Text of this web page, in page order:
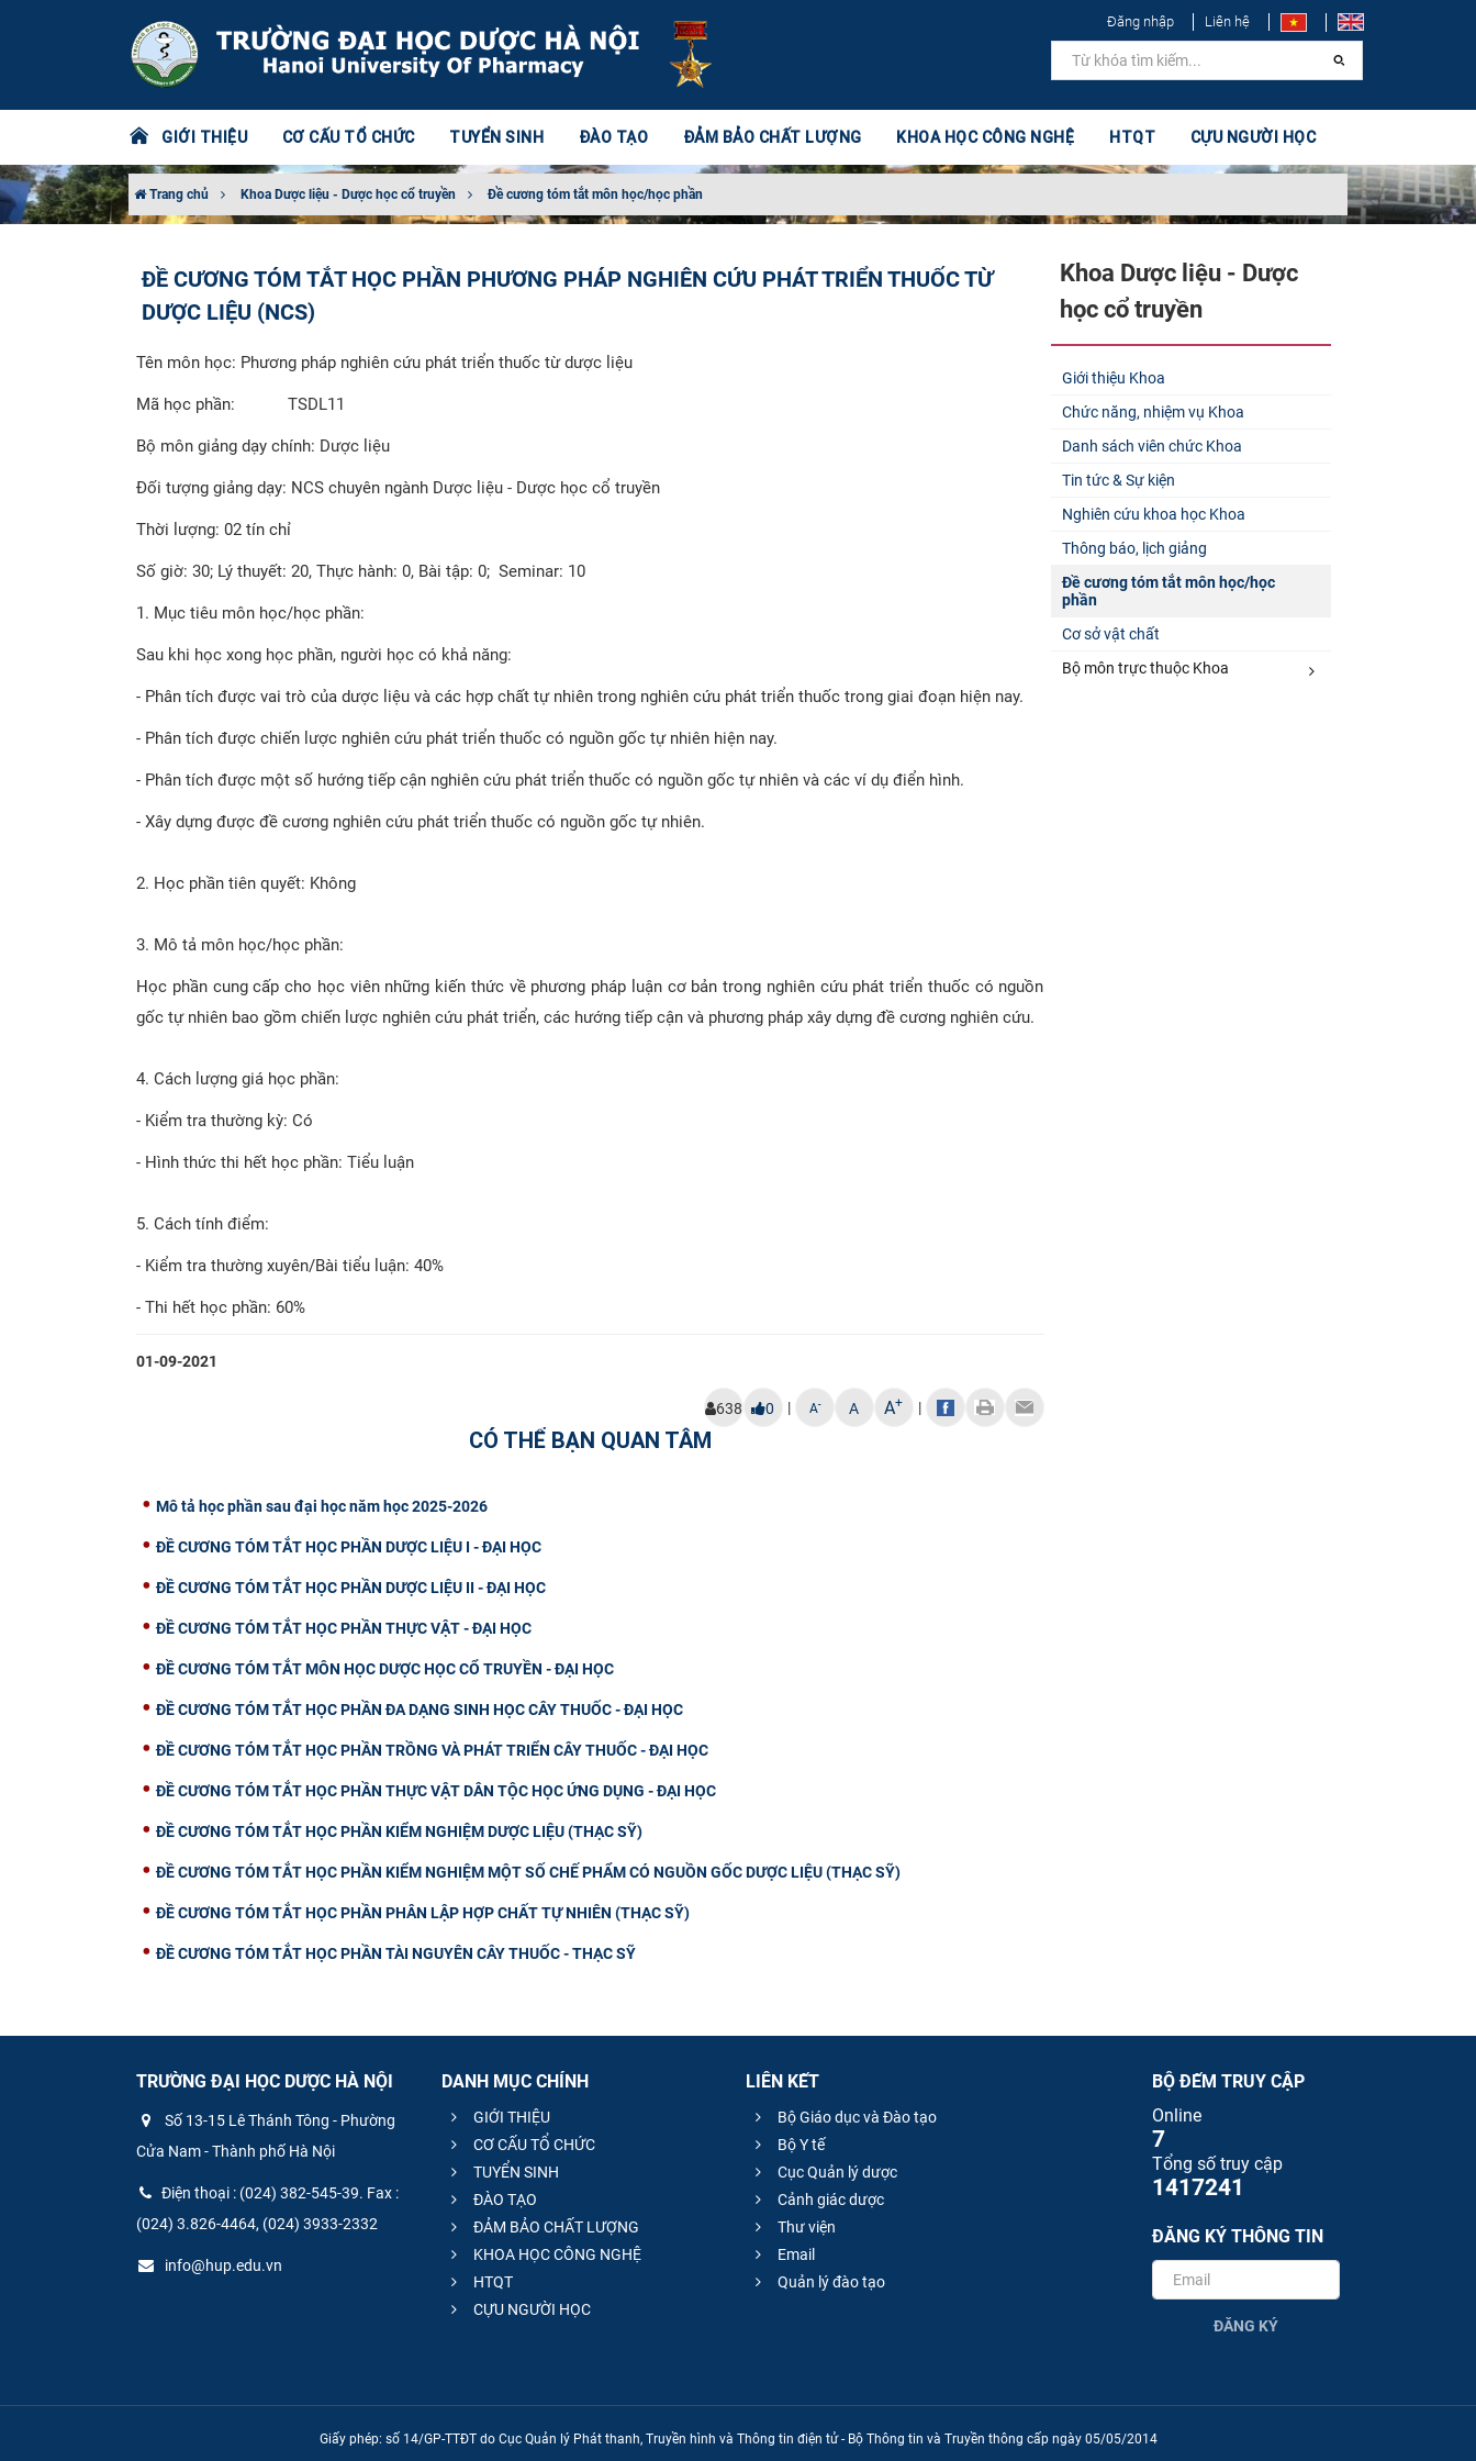
Đăng nhập Liên hệ
GIỚI THIỆU CƠ CẤU TỔ CHỨC TUYỂN SINH ĐÀO TẠO ĐẢM BẢO CHẤT LƯỢNG KHOA HỌC CÔNG NGHỆ HTQT CỰU NGƯỜI HỌC
Trang chủ Khoa Dược liệu - Dược học cổ truyền Đề cương tóm tắt môn học/học phần
ĐỀ CƯƠNG TÓM TẮT HỌC PHẦN PHƯƠNG PHÁP NGHIÊN CỨU PHÁT TRIỂN THUỐC TỪ
DƯỢC LIỆU (NCS)
Tên môn học: Phương pháp nghiên cứu phát triển thuốc từ dược liệu
Mã học phần: TSDL11
Bộ môn giảng dạy chính: Dược liệu
Đối tượng giảng dạy: NCS chuyên ngành Dược liệu - Dược học cổ truyền
Thời lượng: 02 tín chỉ
Số giờ: 30; Lý thuyết: 20, Thực hành: 0, Bài tập: 0; Seminar: 10
1. Mục tiêu môn học/học phần:
Sau khi học xong học phần, người học có khả năng:
- Phân tích được vai trò của dược liệu và các hợp chất tự nhiên trong nghiên cứu phát triển thuốc trong giai đoạn hiện nay.
- Phân tích được chiến lược nghiên cứu phát triển thuốc có nguồn gốc tự nhiên hiện nay.
- Phân tích được một số hướng tiếp cận nghiên cứu phát triển thuốc có nguồn gốc tự nhiên và các ví dụ điển hình.
- Xây dựng được đề cương nghiên cứu phát triển thuốc có nguồn gốc tự nhiên.
2. Học phần tiên quyết: Không
3. Mô tả môn học/học phần:
Học phần cung cấp cho học viên những kiến thức về phương pháp luận cơ bản trong nghiên cứu phát triển thuốc có nguồn
gốc tự nhiên bao gồm chiến lược nghiên cứu phát triển, các hướng tiếp cận và phương pháp xây dựng đề cương nghiên cứu.
4. Cách lượng giá học phần:
- Kiểm tra thường kỳ: Có
- Hình thức thi hết học phần: Tiểu luận
5. Cách tính điểm:
- Kiểm tra thường xuyên/Bài tiểu luận: 40%
- Thi hết học phần: 60%
01-09-2021
638 0 | A- A A+ |
CÓ THỂ BẠN QUAN TÂM
Mô tả học phần sau đại học năm học 2025-2026
ĐỀ CƯƠNG TÓM TẮT HỌC PHẦN DƯỢC LIỆU I - ĐẠI HỌC
ĐỀ CƯƠNG TÓM TẮT HỌC PHẦN DƯỢC LIỆU II - ĐẠI HỌC
ĐỀ CƯƠNG TÓM TẮT HỌC PHẦN THỰC VẬT - ĐẠI HỌC
ĐỀ CƯƠNG TÓM TẮT MÔN HỌC DƯỢC HỌC CỔ TRUYỀN - ĐẠI HỌC
ĐỀ CƯƠNG TÓM TẮT HỌC PHẦN ĐA DẠNG SINH HỌC CÂY THUỐC - ĐẠI HỌC
ĐỀ CƯƠNG TÓM TẮT HỌC PHẦN TRỒNG VÀ PHÁT TRIỂN CÂY THUỐC - ĐẠI HỌC
ĐỀ CƯƠNG TÓM TẮT HỌC PHẦN THỰC VẬT DÂN TỘC HỌC ỨNG DỤNG - ĐẠI HỌC
ĐỀ CƯƠNG TÓM TẮT HỌC PHẦN KIỂM NGHIỆM DƯỢC LIỆU (THẠC SỸ)
ĐỀ CƯƠNG TÓM TẮT HỌC PHẦN KIỂM NGHIỆM MỘT SỐ CHẾ PHẨM CÓ NGUỒN GỐC DƯỢC LIỆU (THẠC SỸ)
ĐỀ CƯƠNG TÓM TẮT HỌC PHẦN PHÂN LẬP HỢP CHẤT TỰ NHIÊN (THẠC SỸ)
ĐỀ CƯƠNG TÓM TẮT HỌC PHẦN TÀI NGUYÊN CÂY THUỐC - THẠC SỸ
Khoa Dược liệu - Dược
học cổ truyền
Giới thiệu Khoa
Chức năng, nhiệm vụ Khoa
Danh sách viên chức Khoa
Tin tức & Sự kiện
Nghiên cứu khoa học Khoa
Thông báo, lịch giảng
Đề cương tóm tắt môn học/học
phần
Cơ sở vật chất
Bộ môn trực thuộc Khoa
TRƯỜNG ĐẠI HỌC DƯỢC HÀ NỘI
Số 13-15 Lê Thánh Tông - Phường
Cửa Nam - Thành phố Hà Nội
Điện thoại : (024) 382-545-39. Fax :
(024) 3.826-4464, (024) 3933-2332
info@hup.edu.vn
DANH MỤC CHÍNH
GIỚI THIỆU
CƠ CẤU TỔ CHỨC
TUYỂN SINH
ĐÀO TẠO
ĐẢM BẢO CHẤT LƯỢNG
KHOA HỌC CÔNG NGHỆ
HTQT
CỰU NGƯỜI HỌC
LIÊN KẾT
Bộ Giáo dục và Đào tạo
Bộ Y tế
Cục Quản lý dược
Cảnh giác dược
Thư viện
Email
Quản lý đào tạo
BỘ ĐẾM TRUY CẬP
Online
7
Tổng số truy cập
1417241
ĐĂNG KÝ THÔNG TIN
ĐĂNG KÝ
Giấy phép: số 14/GP-TTĐT do Cục Quản lý Phát thanh, Truyền hình và Thông tin điện tử - Bộ Thông tin và Truyền thông cấp ngày 05/05/2014